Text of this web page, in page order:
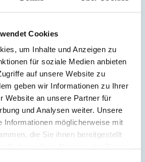
Cookies
um Inhalte und Anzeigen zu
für soziale Medien anbieten
auf unsere Website zu
geben wir Informationen zu Ihrer
Website an unsere Partner für
und Analysen weiter. Unsere
Informationen möglicherweise mit
die Sie ihnen bereitgestellt